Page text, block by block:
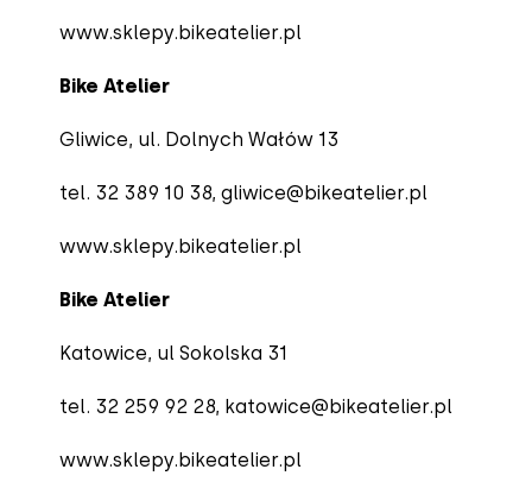
www.sklepy.bikeatelier.pl
Bike Atelier
Gliwice, ul. Dolnych Wałów 13
tel. 32 389 10 38, gliwice@bikeatelier.pl
www.sklepy.bikeatelier.pl
Bike Atelier
Katowice, ul Sokolska 31
tel. 32 259 92 28, katowice@bikeatelier.pl
www.sklepy.bikeatelier.pl